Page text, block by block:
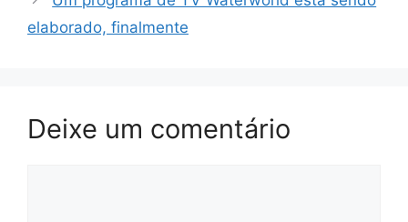
elaborado, finalmente
Deixe um comentário